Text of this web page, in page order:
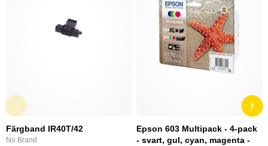
Färgband IR40T/42
No Brand
Epson 603 Multipack - 4-pack
- svart, gul, cyan, magenta -